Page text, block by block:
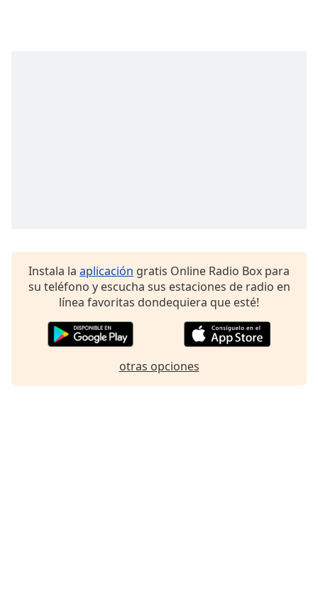
Instala la aplicación gratis Online Radio Box para
su teléfono y escucha sus estaciones de radio en
línea favoritas dondequiera que esté!
otras opciones